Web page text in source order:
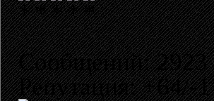
Сообщений: 2923
Репутация: +64/-1